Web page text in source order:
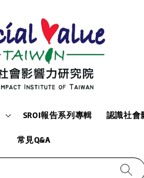
SROI報告系列專輯 認識社會
常見Q&A